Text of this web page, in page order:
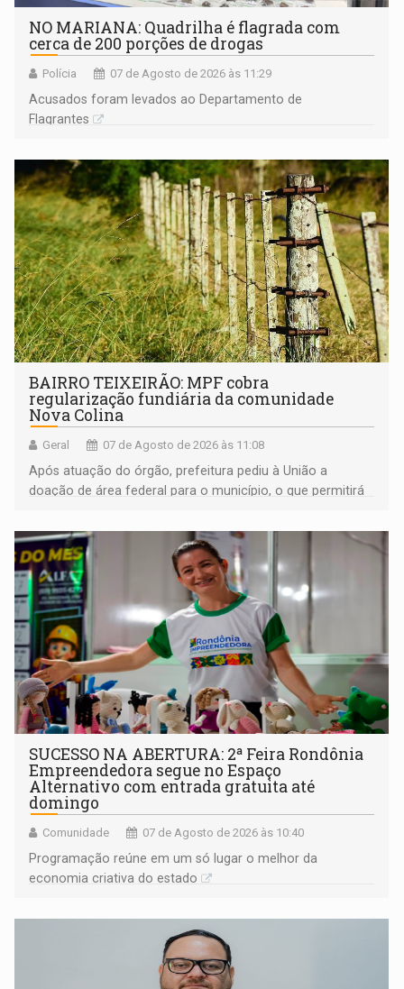
NO MARIANA: Quadrilha é flagrada com
cerca de 200 porções de drogas
Polícia 07 de Agosto de 2026 às 11:29
Acusados foram levados ao Departamento de
Flagrantes
BAIRRO TEIXEIRÃO: MPF cobra
regularização fundiária da comunidade
Nova Colina
Geral 07 de Agosto de 2026 às 11:08
Após atuação do órgão, prefeitura pediu à União a
doação de área federal para o município, o que permitirá
SUCESSO NA ABERTURA: 2ª Feira Rondônia
Empreendedora segue no Espaço
Alternativo com entrada gratuita até
domingo
Comunidade 07 de Agosto de 2026 às 10:40
Programação reúne em um só lugar o melhor da
economia criativa do estado